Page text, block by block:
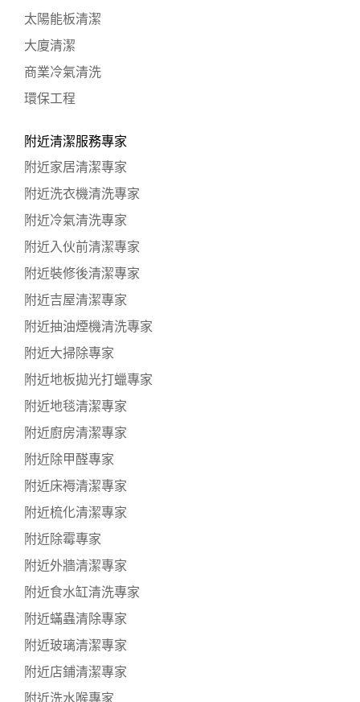
太陽能板清潔
大廈清潔
商業冷氣清洗
環保工程
附近清潔服務專家
附近家居清潔專家
附近洗衣機清洗專家
附近冷氣清洗專家
附近入伙前清潔專家
附近裝修後清潔專家
附近吉屋清潔專家
附近抽油煙機清洗專家
附近大掃除專家
附近地板拋光打蠟專家
附近地毯清潔專家
附近廚房清潔專家
附近除甲醛專家
附近床褥清潔專家
附近梳化清潔專家
附近除霉專家
附近外牆清潔專家
附近食水缸清洗專家
附近蟎蟲清除專家
附近玻璃清潔專家
附近店鋪清潔專家
附近洗水喉專家